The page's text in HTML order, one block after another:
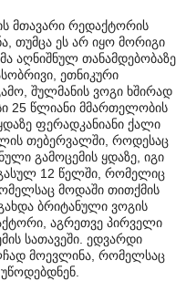
მთავარი რედაქტორის
თუმცა ეს არ იყო მორიგი
აღნიშნულ თანამდებობაზე
ეთნიკური
შულმანის ვოგი ხშირად
25 წლიანი მმართელობის
ფერადკანიანი ქალი
თებერვალში, როდესაც
გამოცემის ყდაზე, იგი
12 წელში, რომელიც
მოდაში თითქმის
ბრიტანული ვოგის
აგრეთვე პირველი
სათავეში. ედვარდი
მოევლინა, რომელსაც